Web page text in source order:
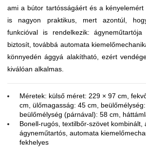
ami a bútor tartósságáért és a
is nagyon praktikus, mert azontúl,
funkcióval is rendelkezik:
biztosít, továbbá automata
könnyedén ággyá alakítható, ezért
kiválóan alkalmas.
Méretek: külső méret: 229 × 97 cm,
cm, ülőmagasság: 45 cm, beülőmélység:
beülőmélység (párnával): 58 cm,
Bonell-rugós, textilbőr-szövet kombinált,
ágyneműtartós, automata
fekhelyes